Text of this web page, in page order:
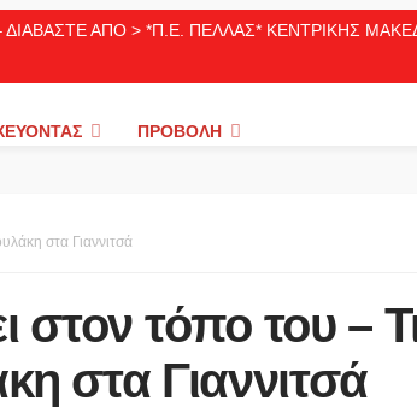
ΔΙΑΒΑΣΤΕ ΑΠΟ > *Π.Ε. ΠΕΛΛΑΣ* ΚΕΝΤΡΙΚΗΣ
ΠΡΟΒΟΛΉ
στα Γιαννιτσά
τόπο του –
στα Γιαννιτσά